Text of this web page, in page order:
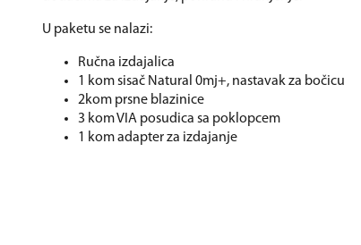
U paketu se nalazi:
Ručna izdajalica
1 kom sisač Natural 0mj+, nastavak za bočicu
2kom prsne blazinice
3 kom VIA posudica sa poklopcem
1 kom adapter za izdajanje